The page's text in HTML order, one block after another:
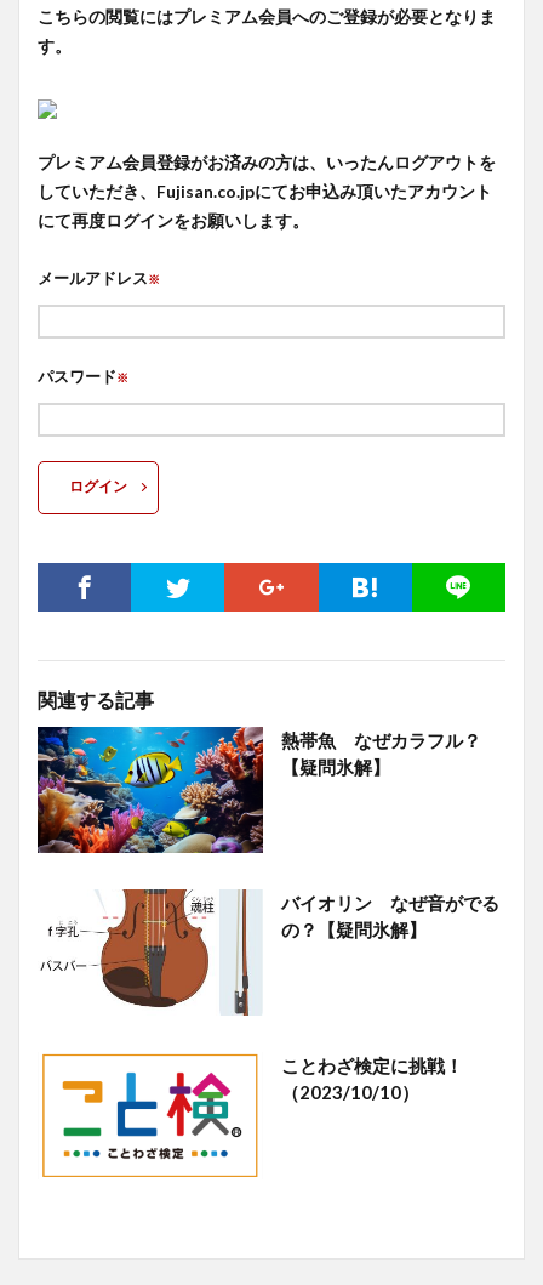
こちらの閲覧にはプレミアム会員へのご登録が必要となりま
す。
プレミアム会員登録がお済みの方は、いったんログアウトを
していただき、Fujisan.co.jpにてお申込み頂いたアカウント
にて再度ログインをお願いします。
メールアドレス※
パスワード※
ログイン
関連する記事
熱帯魚 なぜカラフル？
【疑問氷解】
バイオリン なぜ音がでる
の？【疑問氷解】
ことわざ検定に挑戦！
（2023/10/10）